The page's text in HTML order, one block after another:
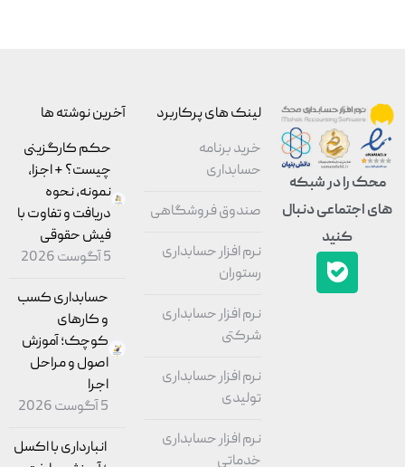
محک را در شبکه
های اجتماعی دنبال
کنید
لینک های پرکاربرد
خرید برنامه
حسابداری
صندوق فروشگاهی
نرم افزار حسابداری
رستوران
نرم افزار حسابداری
شرکتی
نرم افزار حسابداری
تولیدی
نرم افزار حسابداری
خدماتی
آخرین نوشته ها
حکم کارگزینی
چیست؟ + اجزا،
نمونه، نحوه
دریافت و تفاوت با
فیش حقوقی
5 آگوست 2026
حسابداری کسب
و کارهای
کوچک؛ آموزش
اصول و مراحل
اجرا
5 آگوست 2026
انبارداری با اکسل